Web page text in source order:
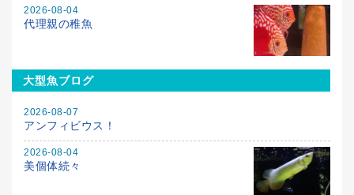
2026-08-04
代理親の稚魚
大型魚ブログ
2026-08-07
アンフィビウス！
2026-08-04
美個体続々